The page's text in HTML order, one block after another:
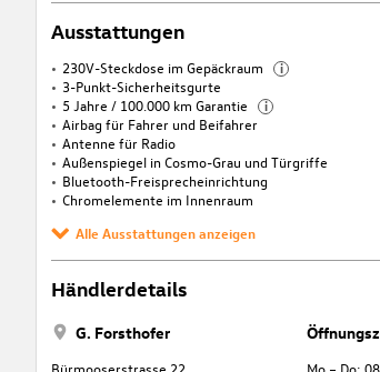
Ausstattungen
230V-Steckdose im Gepäckraum i
3-Punkt-Sicherheitsgurte
5 Jahre / 100.000 km Garantie
i
Airbag für Fahrer und Beifahrer
Antenne für Radio
Außenspiegel in Cosmo-Grau und Türgriffe
Bluetooth-Freisprecheinrichtung
Chromelemente im Innenraum
Alle Ausstattungen anzeigen
Händlerdetails
G. Forsthofer
Bürmooserstrasse 22 Mo – Do: